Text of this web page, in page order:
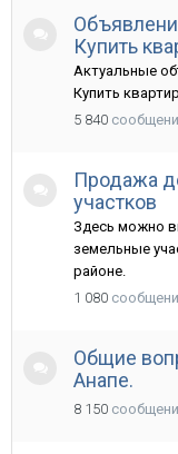
Купить
Актуальные
Купить
5 840
Продажа
участков
Здесь можно
земельные
районе.
1 080
Общие
Анапе.
8 150